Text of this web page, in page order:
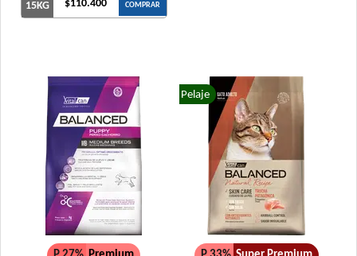
15KG $110.400 COMPRAR
Pelaje